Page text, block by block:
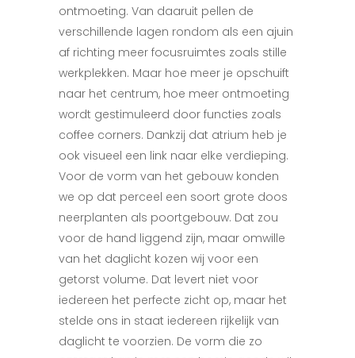
ontmoeting. Van daaruit pellen de
verschillende lagen rondom als een ajuin
af richting meer focusruimtes zoals stille
werkplekken. Maar hoe meer je opschuift
naar het centrum, hoe meer ontmoeting
wordt gestimuleerd door functies zoals
coffee corners. Dankzij dat atrium heb je
ook visueel een link naar elke verdieping.
Voor de vorm van het gebouw konden
we op dat perceel een soort grote doos
neerplanten als poortgebouw. Dat zou
voor de hand liggend zijn, maar omwille
van het daglicht kozen wij voor een
getorst volume. Dat levert niet voor
iedereen het perfecte zicht op, maar het
stelde ons in staat iedereen rijkelijk van
daglicht te voorzien. De vorm die zo